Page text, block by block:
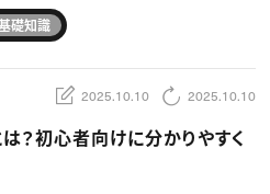
礎知識
2025.10.10 2025.10.10
は？初心者向けに分かりやすく